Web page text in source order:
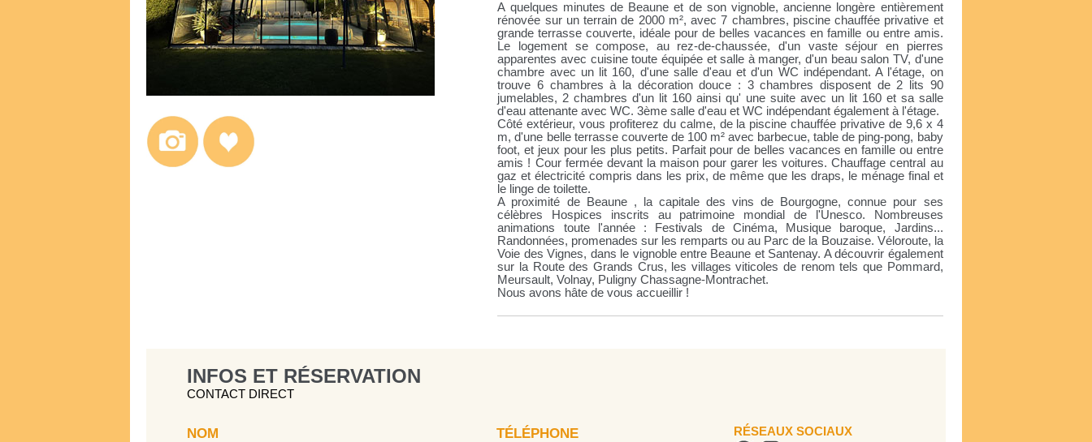
A quelques minutes de Beaune et de son vignoble, ancienne longère entièrement
rénovée sur un terrain de 2000 m², avec 7 chambres, piscine chauffée privative et
grande terrasse couverte, idéale pour de belles vacances en famille ou entre amis.
Le logement se compose, au rez-de-chaussée, d'un vaste séjour en pierres
apparentes avec cuisine toute équipée et salle à manger, d'un beau salon TV, d'une
chambre avec un lit 160, d'une salle d'eau et d'un WC indépendant. A l'étage, on
trouve 6 chambres à la décoration douce : 3 chambres disposent de 2 lits 90
jumelables, 2 chambres d'un lit 160 ainsi qu' une suite avec un lit 160 et sa salle
d'eau attenante avec WC. 3ème salle d'eau et WC indépendant également à l'étage.
Côté extérieur, vous profiterez du calme, de la piscine chauffée privative de 9,6 x 4
m, d'une belle terrasse couverte de 100 m² avec barbecue, table de ping-pong, baby
foot, et jeux pour les plus petits. Parfait pour de belles vacances en famille ou entre
amis ! Cour fermée devant la maison pour garer les voitures. Chauffage central au
gaz et électricité compris dans les prix, de même que les draps, le ménage final et
le linge de toilette.
A proximité de Beaune , la capitale des vins de Bourgogne, connue pour ses
célèbres Hospices inscrits au patrimoine mondial de l'Unesco. Nombreuses
animations toute l'année : Festivals de Cinéma, Musique baroque, Jardins...
Randonnées, promenades sur les remparts ou au Parc de la Bouzaise. Véloroute, la
Voie des Vignes, dans le vignoble entre Beaune et Santenay. A découvrir également
sur la Route des Grands Crus, les villages viticoles de renom tels que Pommard,
Meursault, Volnay, Puligny Chassagne-Montrachet.
Nous avons hâte de vous accueillir !
INFOS ET RÉSERVATION
CONTACT DIRECT
NOM TÉLÉPHONE RÉSEAUX SOCIAUX